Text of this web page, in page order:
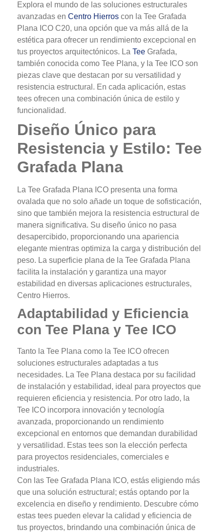
Explora el mundo de las soluciones estructurales
avanzadas en Centro Hierros con la Tee Grafada
Plana ICO C20, una opción que va más allá de la
estética para ofrecer un rendimiento excepcional en
tus proyectos arquitectónicos. La Tee Grafada,
también conocida como Tee Plana, y la Tee ICO son
piezas clave que destacan por su versatilidad y
resistencia estructural. En cada aplicación, estas
tees ofrecen una combinación única de estilo y
funcionalidad.
Diseño Único para
Resistencia y Estilo: Tee
Grafada Plana
La Tee Grafada Plana ICO presenta una forma
ovalada que no solo añade un toque de sofisticación,
sino que también mejora la resistencia estructural de
manera significativa. Su diseño único no pasa
desapercibido, proporcionando una apariencia
elegante mientras optimiza la carga y distribución del
peso. La superficie plana de la Tee Grafada Plana
facilita la instalación y garantiza una mayor
estabilidad en diversas aplicaciones estructurales,
Centro Hierros.
Adaptabilidad y Eficiencia
con Tee Plana y Tee ICO
Tanto la Tee Plana como la Tee ICO ofrecen
soluciones estructurales adaptadas a tus
necesidades. La Tee Plana destaca por su facilidad
de instalación y estabilidad, ideal para proyectos que
requieren eficiencia y resistencia. Por otro lado, la
Tee ICO incorpora innovación y tecnología
avanzada, proporcionando un rendimiento
excepcional en entornos que demandan durabilidad
y versatilidad. Estas tees son la elección perfecta
para proyectos residenciales, comerciales e
industriales.
Con las Tee Grafada Plana ICO, estás eligiendo más
que una solución estructural; estás optando por la
excelencia en diseño y rendimiento. Descubre cómo
estas tees pueden elevar la calidad y eficiencia de
tus proyectos, brindando una combinación única de